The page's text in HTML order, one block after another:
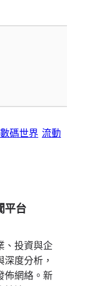
數碼世界 流動
平台
、投資與企
度分析，
佈網絡。新